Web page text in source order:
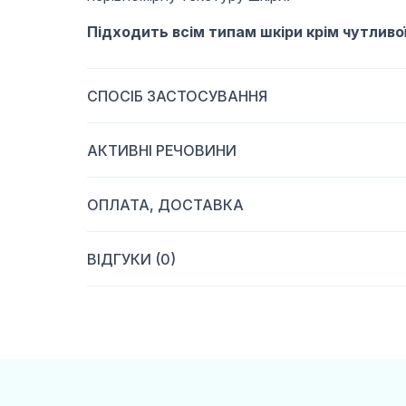
Підходить всім типам шкіри крім
СПОСІБ ЗАСТОСУВАННЯ
АКТИВНІ РЕЧОВИНИ
ОПЛАТА, ДОСТАВКА
ВІДГУКИ (0)